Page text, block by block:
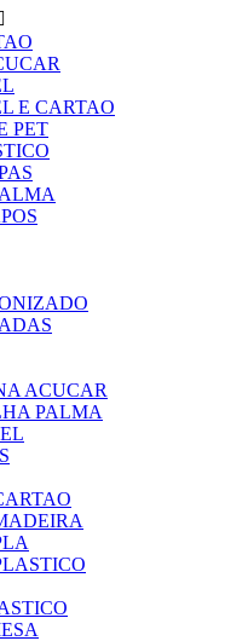
E CARTAO
PET
ACUCAR
PALMA